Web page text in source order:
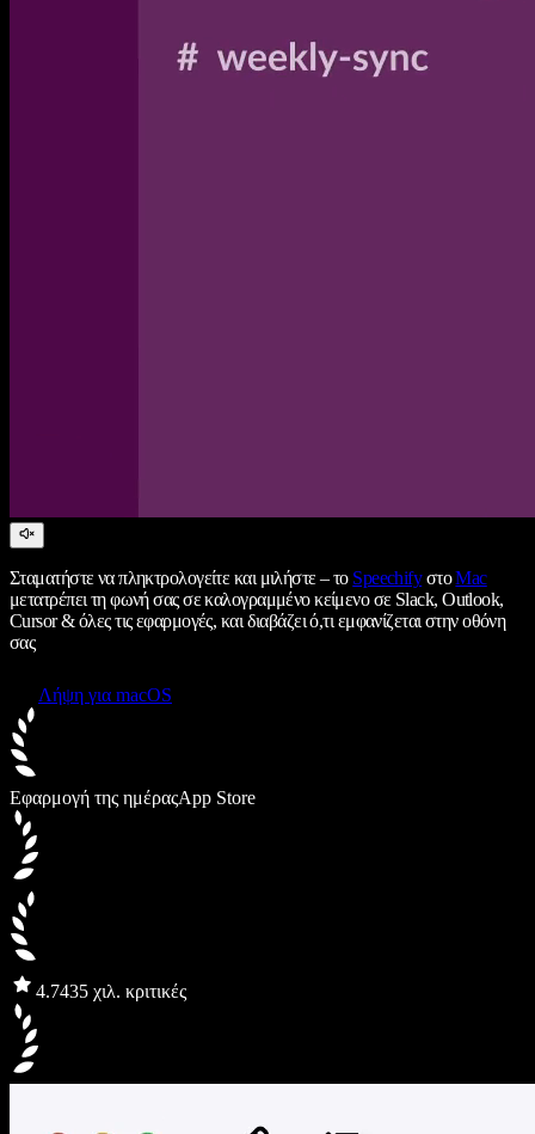
Σταματήστε να πληκτρολογείτε και μιλήστε – το SpeechifyστοMac
μετατρέπει τη φωνή σας σε καλογραμμένο κείμενο σε Slack, Outlook,
Cursor & όλες τις εφαρμογές, και διαβάζει ό,τι εμφανίζεται στην οθόνη
σας
Λήψη για macOS
Εφαρμογή της ημέραςApp Store
4.7435 χιλ. κριτικές